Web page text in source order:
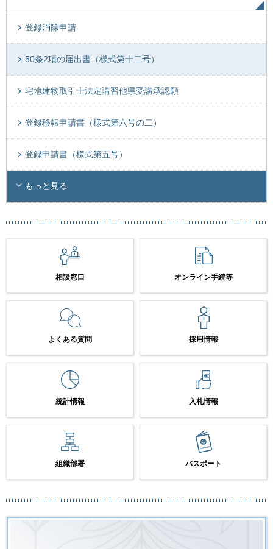
登録消除申請
50条2項の届出書（様式第十二号）
宅地建物取引士法定講習他県受講承認願
登録移転申請書（様式第六号の二）
登録申請書（様式第五号）
もっと見る
相談窓口 オンライン手続等
よくある質問 採用情報
統計情報 入札情報
組織部署 パスポート